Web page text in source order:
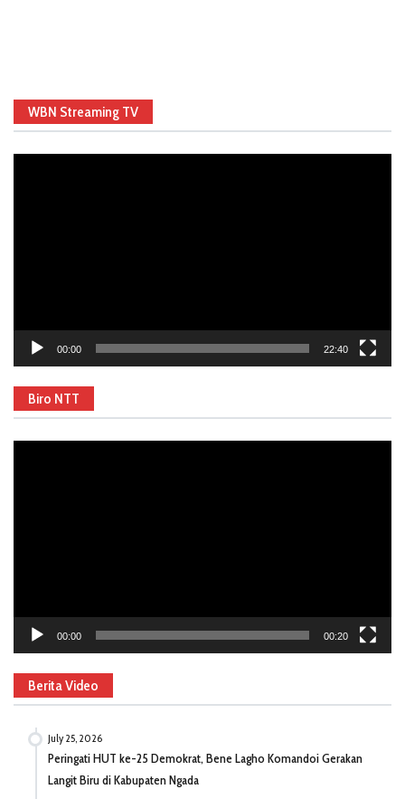
WBN Streaming TV
00:00 22:40
Biro NTT
00:00 00:20
Berita Video
July 25, 2026
Peringati HUT ke-25 Demokrat, Bene Lagho Komandoi Gerakan
Langit Biru di Kabupaten Ngada